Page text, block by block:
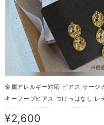
金属アレルギー対応 ピアス サージ
キーフープピアス つけっぱなし レ
¥2,600